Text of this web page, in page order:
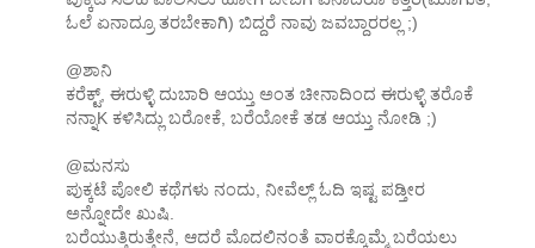
ಓಲೆ ಏನಾದ್ರೂ ತರಬೇಕಾಗಿ) ಬಿದ್ದರೆ ನಾವು ಜವಬ್ದಾರರಲ್ಲ ;)
@ಶಾನಿ
ಕರೆಕ್ಟ್, ಈರುಳ್ಳಿ ದುಬಾರಿ ಆಯ್ತು ಅಂತ ಚೀನಾದಿಂದ ಈರುಳ್ಳಿ ತರೊಕೆ
ನನ್ನಾK ಕಳಿಸಿದ್ಲು ಬರೋಕೆ, ಬರೆಯೋಕೆ ತಡ ಆಯ್ತು ನೋಡಿ ;)
@ಮನಸು
ಪುಕ್ಕಟೆ ಪೋಲಿ ಕಥೆಗಳು ನಂದು, ನೀವೆಲ್ಲ್ ಓದಿ ಇಷ್ಟ ಪಡ್ತೀರ
ಅನ್ನೋದೇ ಖುಷಿ.
ಬರೆಯುತ್ತಿರುತ್ತೇನೆ, ಆದರೆ ಮೊದಲಿನಂತೆ ವಾರಕ್ಕೊಮ್ಮೆ ಬರೆಯಲು